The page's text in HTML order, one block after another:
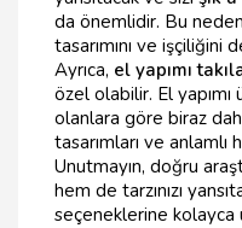
da önemlidir. Bu
tasarımını ve işçiliğini
Ayrıca, el yapımı
özel olabilir. El
olanlara göre biraz
tasarımları ve anlamlı
Unutmayın, doğru
hem de tarzınızı
seçeneklerine kolayca